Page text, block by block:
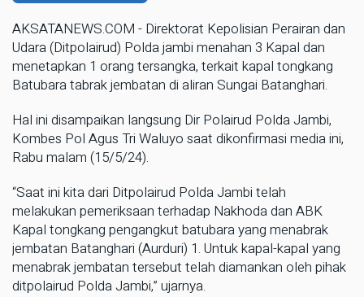
AKSATANEWS.COM - Direktorat Kepolisian Perairan dan
Udara (Ditpolairud) Polda jambi menahan 3 Kapal dan
menetapkan 1 orang tersangka, terkait kapal tongkang
Batubara tabrak jembatan di aliran Sungai Batanghari.
Hal ini disampaikan langsung Dir Polairud Polda Jambi,
Kombes Pol Agus Tri Waluyo saat dikonfirmasi media ini,
Rabu malam (15/5/24).
“Saat ini kita dari Ditpolairud Polda Jambi telah
melakukan pemeriksaan terhadap Nakhoda dan ABK
Kapal tongkang pengangkut batubara yang menabrak
jembatan Batanghari (Aurduri) 1. Untuk kapal-kapal yang
menabrak jembatan tersebut telah diamankan oleh pihak
ditpolairud Polda Jambi,” ujarnya.